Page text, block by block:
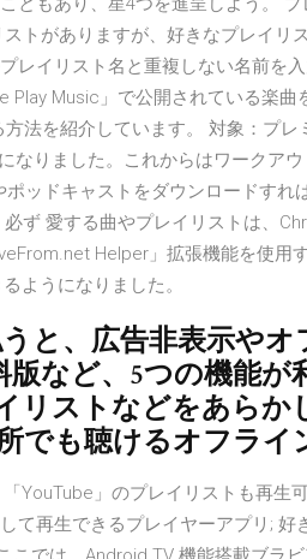
トがありますが、好きなプレイリ
レイリスト名と重複しない名前を
Play Music」で公開されている楽曲
法を紹介しています。 対象：プレ
なりました。これからはワークア
ッドキャストをダウンロードすれ
ず 愛する曲やプレイリストは、
Helper」拡張機能を使用す
ようになりました。
と、広告非表示や
など、5つの機能が
リストなどをあらか
でも聴けるオフライ
YouTube」のプレイリストも再生
て再生できるプレイヤーアプリ; 好